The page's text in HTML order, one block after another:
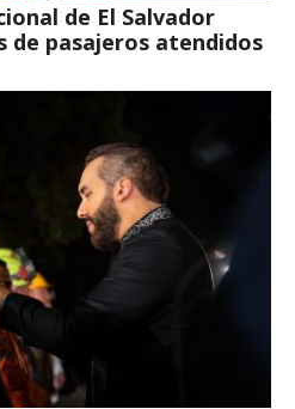
de El Salvador
de pasajeros atendidos